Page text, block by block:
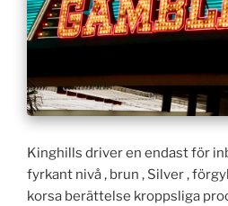
Kinghills driver en endast för
fyrkant nivå , brun , Silver ,
korsa berättelse kroppsliga